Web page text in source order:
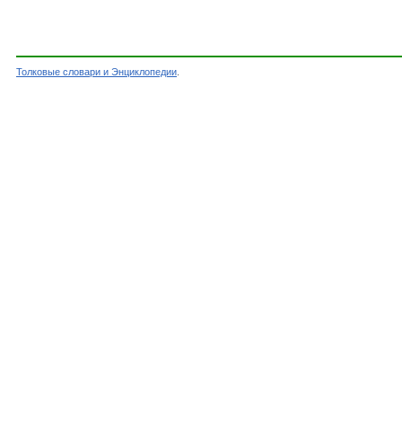
Толковые словари и Энциклопедии